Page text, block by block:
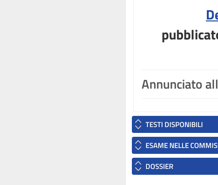
Annunciato
TESTI DISPONIBILI
ESAME NELLE
DOSSIER